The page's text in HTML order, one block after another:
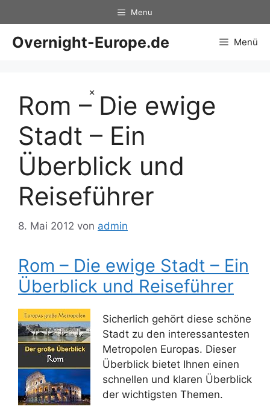
×
Inhalt
springen
Menu
Overnight-Europe.de Menü
Rom – Die ewige
Stadt – Ein
Überblick und
Reiseführer
8. Mai 2012 von admin
Rom – Die ewige Stadt – Ein
Überblick und Reiseführer
Sicherlich gehört diese schöne
Stadt zu den interessantesten
Metropolen Europas. Dieser
Überblick bietet Ihnen einen
schnellen und klaren Überblick
der wichtigsten Themen.